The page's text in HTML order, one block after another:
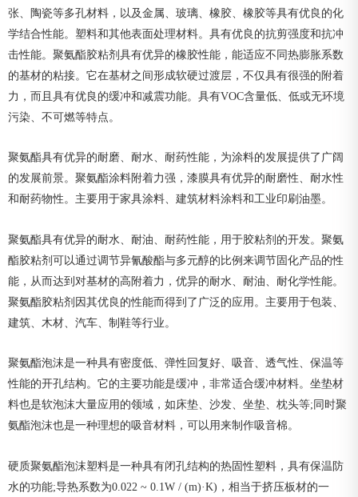
张、陶瓷等多孔材料，以及金属、玻璃、橡胶、橡胶等具有优良的化
学结合性能。塑料和其他表面处理材料。具有优良的抗剪强度和抗冲
击性能。聚氨酯胶粘剂具有优异的橡胶性能，能适应不同热膨胀系数
的基材的粘接。它在基材之间形成软硬过渡层，不仅具有很强的附着
力，而且具有优良的缓冲和减震功能。具有VOC含量低、低或无环境
污染、不可燃等特点。
聚氨酯具有优异的耐磨、耐水、耐药性能，为涂料的发展提供了广阔
的发展前景。聚氨酯涂料附着力强，漆膜具有优异的耐磨性、耐水性
和耐药物性。主要用于家具涂料、建筑材料涂料和工业印刷油墨。
聚氨酯具有优异的耐水、耐油、耐药性能，用于胶粘剂的开发。聚氨
酯胶粘剂可以通过调节异氰酸酯与多元醇的比例来调节固化产品的性
能，从而达到对基材的高附着力，优异的耐水、耐油、耐化学性能。
聚氨酯胶粘剂因其优良的性能而得到了广泛的应用。主要用于包装、
建筑、木材、汽车、制鞋等行业。
聚氨酯泡沫是一种具有密度低、弹性回复好、吸音、透气性、保温等
性能的开孔结构。它的主要功能是缓冲，非常适合缓冲材料。坐垫材
料也是软泡沫大量应用的领域，如床垫、沙发、坐垫、枕头等;同时聚
氨酯泡沫也是一种理想的吸音材料，可以用来制作吸音棉。
硬质聚氨酯泡沫塑料是一种具有闭孔结构的热固性塑料，具有保温防
水的功能;导热系数为0.022 ~ 0.1W / (m)·Κ)，相当于挤压板材的一